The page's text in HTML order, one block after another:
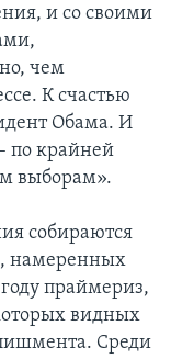
и со своими
чем
К счастью
Обама. И
по крайней
выборам».
собираются
намеренных
праймериз,
видных
Среди